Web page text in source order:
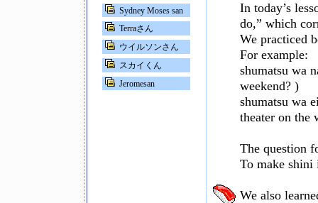
Sydney Moses san
Terraさん
ウイルソンさん
スカイくん
Jeromesan
In today’s
do,” which
We practiced
For example:
shumatsu wa
weekend? )
shumatsu wa
theater on the
The question
To make shini
We also